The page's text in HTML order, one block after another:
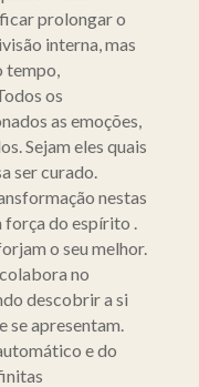
prolongar o
interna, mas
os
as emoções,
Sejam eles quais
ser curado.
nestas
do espírito .
o seu melhor.
no
descobrir a si
se apresentam.
e do